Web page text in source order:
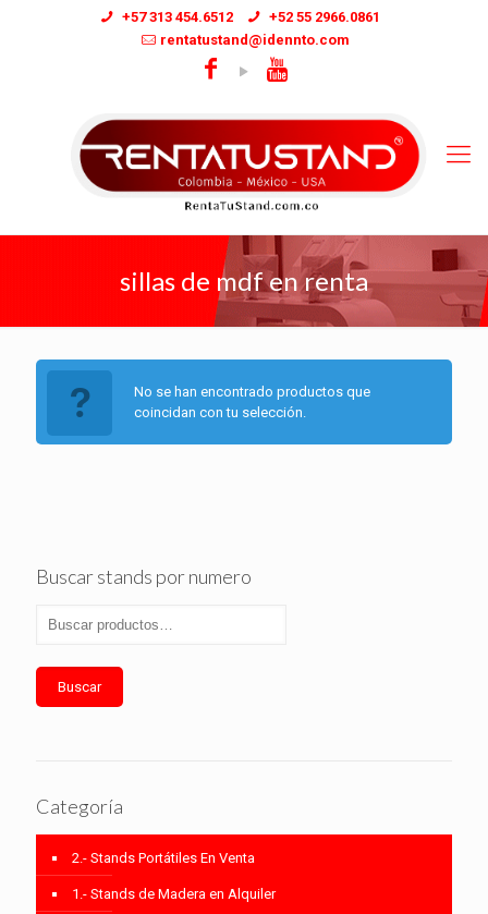
+57 313 454.6512
+52 55 2966.0861
rentatustand@idennto.com
sillas de mdf en renta
No se han encontrado productos que
coincidan con tu selección.
Buscar stands por numero
Buscar
Categoría
2.- Stands Portátiles En Venta
1.- Stands de Madera en Alquiler